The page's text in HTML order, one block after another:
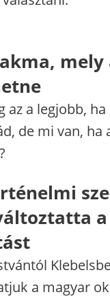
az a legjobb,
de mi van, ha
a magyar